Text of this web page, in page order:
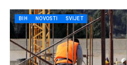
BIH NOVOSTI SVIJET